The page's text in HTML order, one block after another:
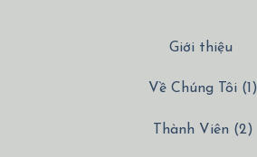
Giới thiệu
Về Chúng Tôi (1)
Thành Viên (2)